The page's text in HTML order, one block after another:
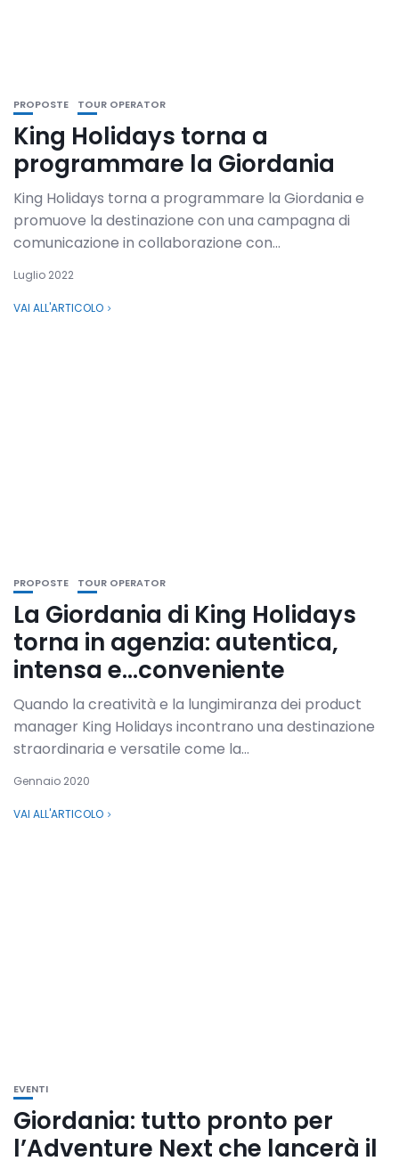
PROPOSTE TOUR OPERATOR
King Holidays torna a
programmare la Giordania
King Holidays torna a programmare la Giordania e
promuove la destinazione con una campagna di
comunicazione in collaborazione con...
Luglio 2022
VAI ALL'ARTICOLO
PROPOSTE TOUR OPERATOR
La Giordania di King Holidays
torna in agenzia: autentica,
intensa e…conveniente
Quando la creatività e la lungimiranza dei product
manager King Holidays incontrano una destinazione
straordinaria e versatile come la...
Gennaio 2020
VAI ALL'ARTICOLO
EVENTI
Giordania: tutto pronto per
l’Adventure Next che lancerà il